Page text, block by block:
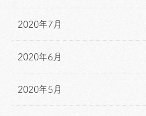
2020年7月
2020年6月
2020年5月